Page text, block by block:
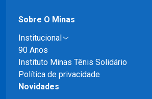
Sobre O Minas
Institucional
90 Anos
Instituto Minas Tênis Solidário
Política de privacidade
Novidades